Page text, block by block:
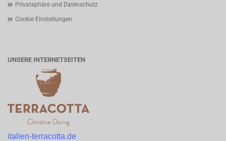
Privatsphäre und Datenschutz
Cookie Einstellungen
UNSERE INTERNETSEITEN
italien-terracotta.de